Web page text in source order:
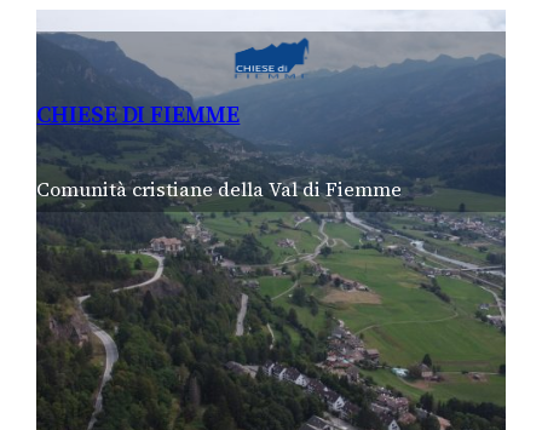
CHIESE DI FIEMME
Comunità cristiane della Val di Fiemme